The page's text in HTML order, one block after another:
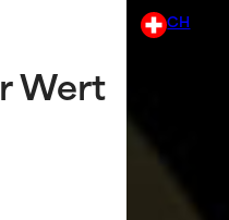
Wert
CH